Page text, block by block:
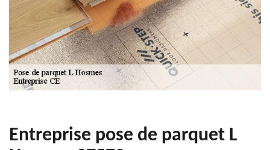
Entreprise pose de parquet L